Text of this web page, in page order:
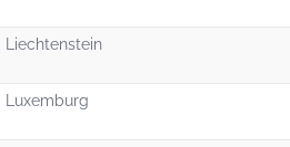
Liechtenstein
Luxemburg